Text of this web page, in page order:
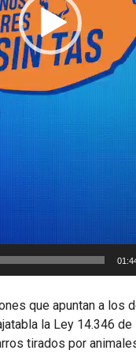
que apuntan a los
la Ley 14.346
tirados por